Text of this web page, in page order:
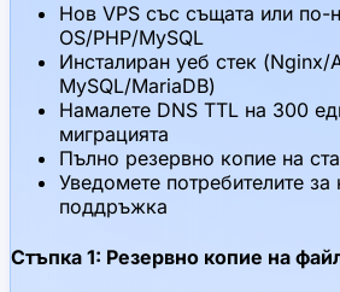
Нов VPS със същата или по-
OS/PHP/MySQL
Инсталиран уеб стек (Nginx/
MySQL/MariaDB)
Намалете DNS TTL на 300
миграцията
Пълно резервно копие на
Уведомете потребителите
поддръжка
Стъпка 1: Резервно копие на